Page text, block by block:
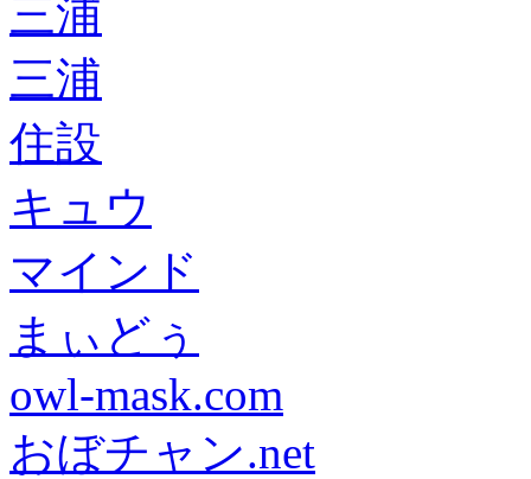
三浦
三浦
住設
キュウ
マインド
まぃどぅ
owl-mask.com
おぼチャン.net